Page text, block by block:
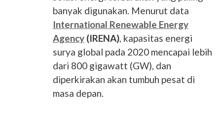
banyak digunakan. Menurut data
International Renewable Energy
Agency (IRENA), kapasitas energi
surya global pada 2020 mencapai lebih
dari 800 gigawatt (GW), dan
diperkirakan akan tumbuh pesat di
masa depan.